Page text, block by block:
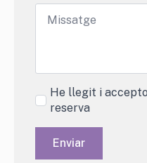
Message
He llegit i
reserva
Enviar